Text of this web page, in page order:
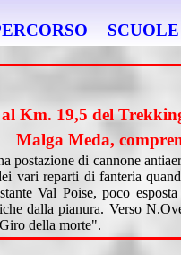
Salta menùSCUOLE
Km. 19,5 del
Malga Meda,
postazione di cannone
vari reparti di fanteria
Val Poise, poco
dalla pianura. Verso
della morte".